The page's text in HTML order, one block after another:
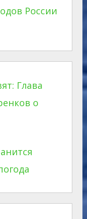
России
Глава
о